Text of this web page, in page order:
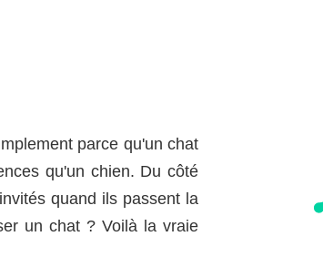
parce qu'un chat
qu'un chien. Du côté
quand ils passent la
un chat ? Voilà la vraie